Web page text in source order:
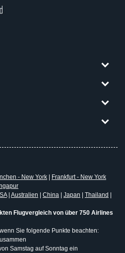
- New York
Frankfurt - New York
| Australien China Japan Thailand
Flugvergleich von über 750 Airlines
Sie folgende Punkte beachten:
Samstag auf Sonntag ein